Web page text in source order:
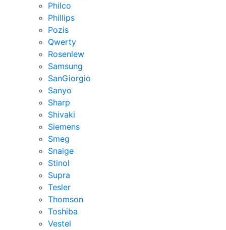
Philco
Phillips
Pozis
Qwerty
Rosenlew
Samsung
SanGiorgio
Sanyo
Sharp
Shivaki
Siemens
Smeg
Snaige
Stinol
Supra
Tesler
Thomson
Toshiba
Vestel